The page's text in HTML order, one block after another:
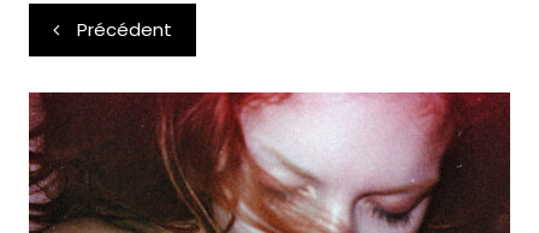
Navigation
de
l’article
Précédent